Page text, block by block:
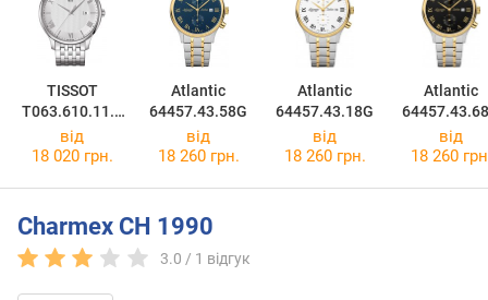
TISSOT
T063.610.11.0
38.00
Atlantic
64457.43.58G
Atlantic
64457.43.18G
Atlantic
від
18 020 грн.
від
18 260 грн.
від
18 260 грн.
від
18 260
Charmex CH 1990
3.0 / 1 відгук